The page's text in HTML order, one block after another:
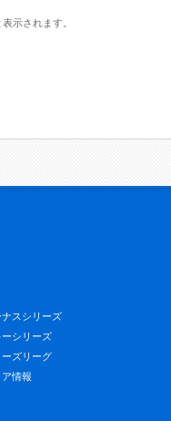
示されます。
ナスシリーズ
ーシリーズ
ズリーグ
ア情報